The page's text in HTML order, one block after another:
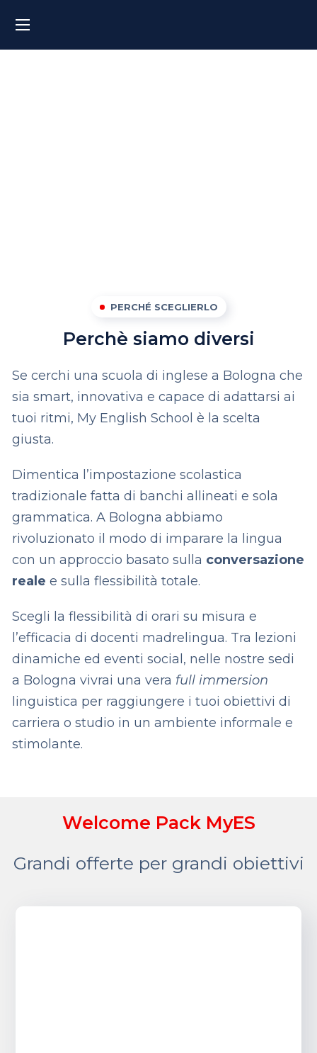
PERCHÉ SCEGLIERLO
Perchè siamo diversi
Se cerchi una scuola di inglese a Bologna che
sia smart, innovativa e capace di adattarsi ai
tuoi ritmi, My English School è la scelta
giusta.
Dimentica l’impostazione scolastica
tradizionale fatta di banchi allineati e sola
grammatica. A Bologna abbiamo
rivoluzionato il modo di imparare la lingua
con un approccio basato sulla conversazione
reale e sulla flessibilità totale.
Scegli la flessibilità di orari su misura e
l’efficacia di docenti madrelingua. Tra lezioni
dinamiche ed eventi social, nelle nostre sedi
a Bologna vivrai una vera full immersion
linguistica per raggiungere i tuoi obiettivi di
carriera o studio in un ambiente informale e
stimolante.
Welcome Pack MyES
Grandi offerte per grandi obiettivi